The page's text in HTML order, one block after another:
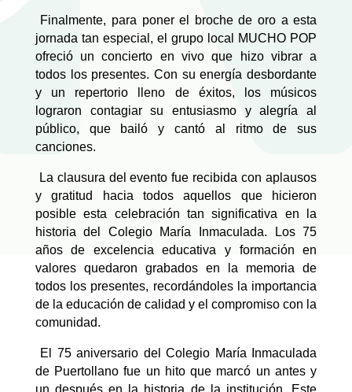
Finalmente, para poner el broche de oro a esta
jornada tan especial, el grupo local MUCHO POP
ofreció un concierto en vivo que hizo vibrar a
todos los presentes. Con su energía desbordante
y un repertorio lleno de éxitos, los músicos
lograron contagiar su entusiasmo y alegría al
público, que bailó y cantó al ritmo de sus
canciones.
La clausura del evento fue recibida con aplausos
y gratitud hacia todos aquellos que hicieron
posible esta celebración tan significativa en la
historia del Colegio María Inmaculada. Los 75
años de excelencia educativa y formación en
valores quedaron grabados en la memoria de
todos los presentes, recordándoles la importancia
de la educación de calidad y el compromiso con la
comunidad.
El 75 aniversario del Colegio María Inmaculada
de Puertollano fue un hito que marcó un antes y